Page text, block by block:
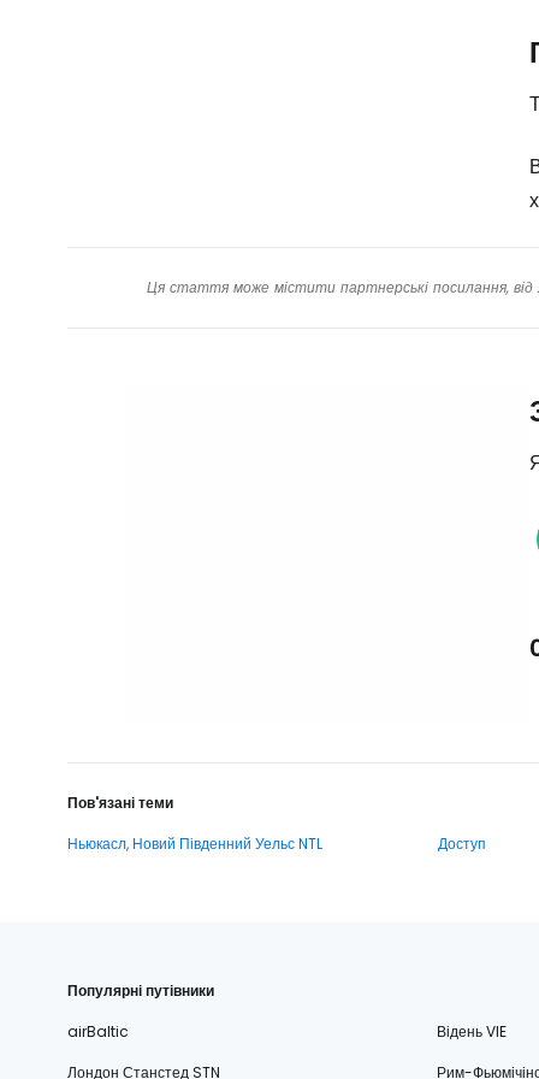
Ця стаття може містити партнерські посилання,
Пов'язані теми
Ньюкасл, Новий Південний Уельс NTL
Доступ
Популярні путівники
airBaltic
Відень VIE
Лондон Станстед STN
Рим-